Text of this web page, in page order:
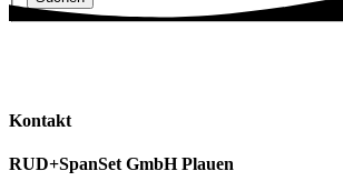
Kontakt
RUD+SpanSet GmbH Plauen